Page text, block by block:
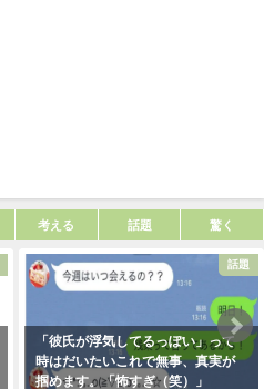
考える 話題 驚く
話題
「彼氏が浮気してるっぽい」って
時はだいたいこれで無事、真実が
掴めます。「怖すぎ（笑）」